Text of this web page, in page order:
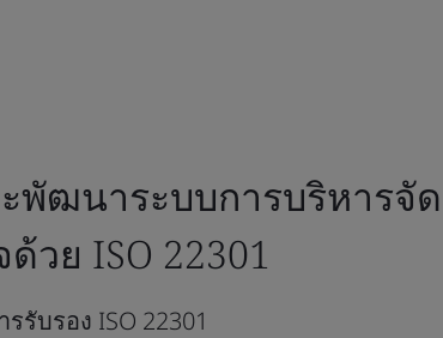
พัฒนาระบบการบริหารจั
วย ISO 22301
บรอง ISO 22301